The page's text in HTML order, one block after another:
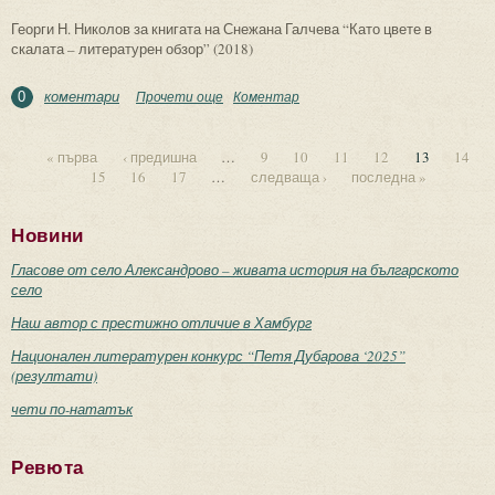
Георги Н. Николов за книгата на Снежана Галчева “Като цвете в
скалата – литературен обзор” (2018)
0 коментари Прочети още about Като плодни зърна в сърцето на
Коментар
« първа ‹ предишна … 9 10 11 12 13
14
15
16 17 … следваща › последна »
Новини
Гласове от село Александрово – живата история на българското
село
Наш автор с престижно отличие в Хамбург
Национален литературен конкурс “Петя Дубарова ‘2025”
(резултати)
чети по-нататък
Ревюта